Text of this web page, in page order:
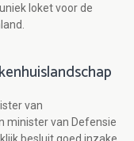
loket voor de
van
minister van Defensie